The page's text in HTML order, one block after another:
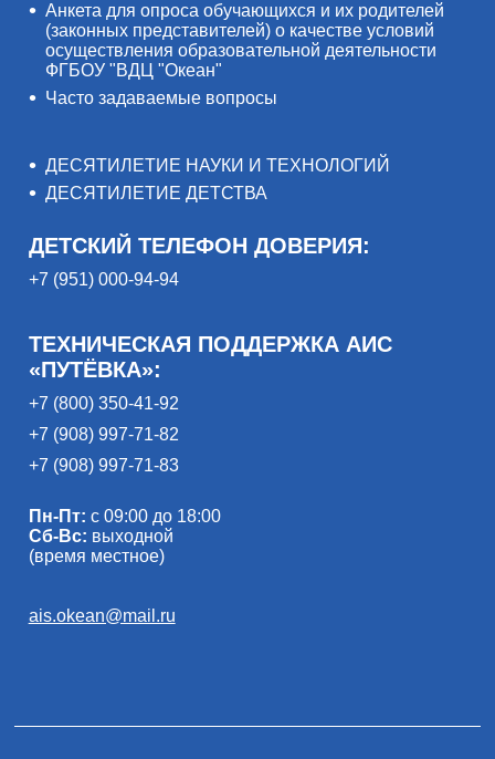
Анкета для опроса обучающихся и их родителей
(законных представителей) о качестве условий
осуществления образовательной деятельности
ФГБОУ "ВДЦ "Океан"
Часто задаваемые вопросы
ДЕСЯТИЛЕТИЕ НАУКИ И ТЕХНОЛОГИЙ
ДЕСЯТИЛЕТИЕ ДЕТСТВА
ДЕТСКИЙ ТЕЛЕФОН ДОВЕРИЯ:
+7 (951) 000-94-94
ТЕХНИЧЕСКАЯ ПОДДЕРЖКА АИС
«ПУТЁВКА»:
+7 (800) 350-41-92
+7 (908) 997-71-82
+7 (908) 997-71-83
Пн-Пт: с 09:00 до 18:00
Сб-Вс: выходной
(время местное)
ais.okean@mail.ru